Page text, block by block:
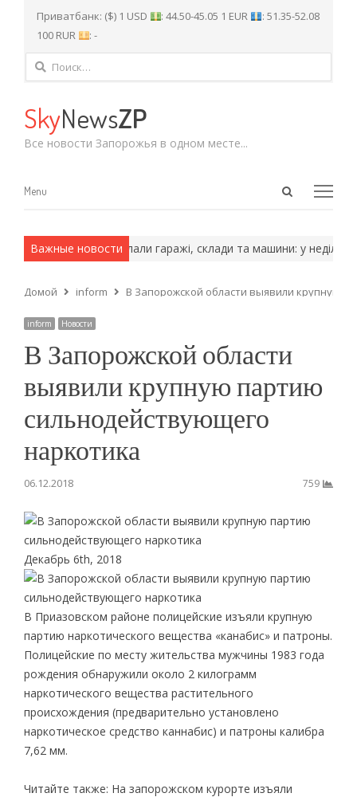
Приватбанк: ($) 1 USD : 44.50-45.05 1 EUR
: 51.35-52.08
100 RUR
: -
Найти:
SkyNewsZP
Все новости Запорожья в одном месте...
Open
Menu
Menu
Важные новости
методы. Палали гаражі, склади та машини: у неділю
Домой inform В Запорожской области выявили крупную
inform Новости
В Запорожской области
выявили крупную партию
сильнодействующего
наркотика
06.12.2018 759
Декабрь 6th, 2018
В Приазовском районе полицейские изъяли крупную
партию наркотического вещества «канабис» и патроны.
Полицейские по месту жительства мужчины 1983 года
рождения обнаружили около 2 килограмм
наркотического вещества растительного
происхождения (предварительно установлено
наркотическое средство каннабис) и патроны калибра
7,62 мм.
Читайте также: На запорожском курорте изъяли